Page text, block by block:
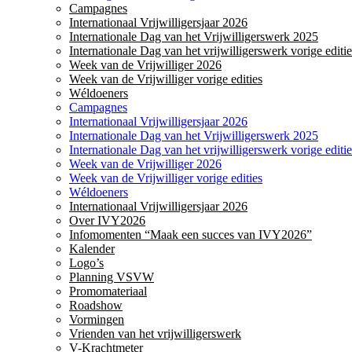
Campagnes
Internationaal Vrijwilligersjaar 2026
Internationale Dag van het Vrijwilligerswerk 2025
Internationale Dag van het vrijwilligerswerk vorige
Week van de Vrijwilliger 2026
Week van de Vrijwilliger vorige edities
Wéldoeners
Campagnes
Internationaal Vrijwilligersjaar 2026
Internationale Dag van het Vrijwilligerswerk 2025
Internationale Dag van het vrijwilligerswerk vorige
Week van de Vrijwilliger 2026
Week van de Vrijwilliger vorige edities
Wéldoeners
Internationaal Vrijwilligersjaar 2026
Over IVY2026
Infomomenten “Maak een succes van IVY2026”
Kalender
Logo’s
Planning VSVW
Promomateriaal
Roadshow
Vormingen
Vrienden van het vrijwilligerswerk
V-Krachtmeter